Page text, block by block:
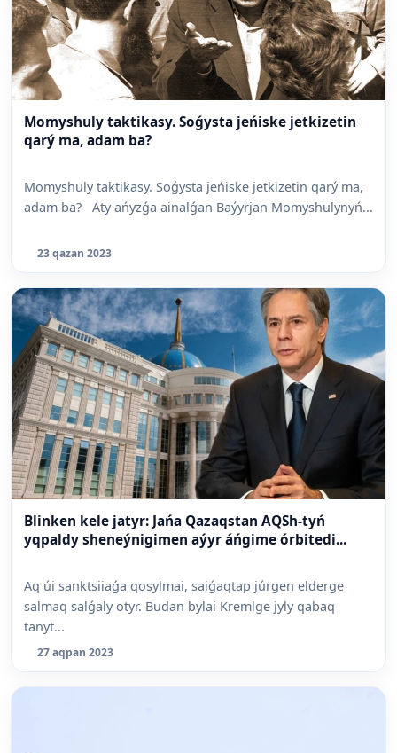
Momyshuly taktikasy. Soǵysta jeńiske jetkizetin
qarý ma, adam ba?
Momyshuly taktikasy. Soǵysta jeńiske jetkizetin qarý ma,
adam ba? Aty ańyzǵa ainalǵan Baýyrjan Momyshulynyń...
23 qazan 2023
Blinken kele jatyr: Jańa Qazaqstan AQSh-tyń
yqpaldy sheneýnigimen aýyr áńgime órbitedi...
Aq úi sanktsiiaǵa qosylmai, saiǵaqtap júrgen elderge
salmaq salǵaly otyr. Budan bylai Kremlge jyly qabaq
tanyt...
27 aqpan 2023